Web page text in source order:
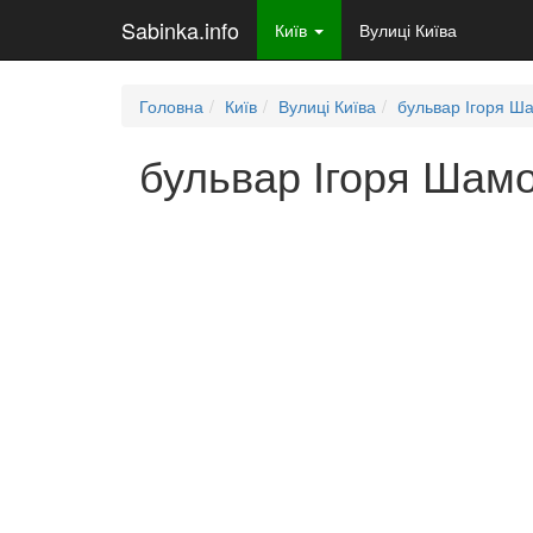
Sabinka.info Київ Вулиці Київа
Головна Київ Вулиці Київа бульвар Ігоря
бульвар Ігоря